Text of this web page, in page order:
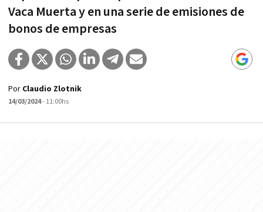
Vaca Muerta y en una serie de emisiones de
bonos de empresas
Por Claudio Zlotnik
14/03/2024- 11:00hs